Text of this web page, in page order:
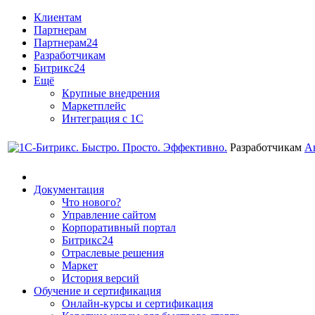
Клиентам
Партнерам
Партнерам24
Разработчикам
Битрикс24
Ещё
Крупные внедрения
Маркетплейс
Интеграция с 1С
Разработчикам
Документация
Что нового?
Управление сайтом
Корпоративный портал
Битрикс24
Отраслевые решения
Маркет
История версий
Обучение и сертификация
Онлайн-курсы и сертификация